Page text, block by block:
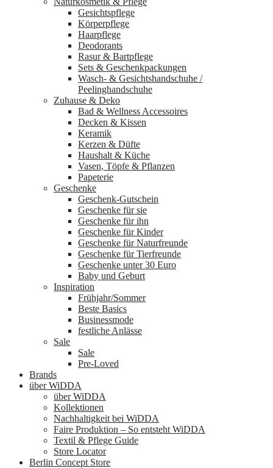
Gesichtspflege
Körperpflege
Haarpflege
Deodorants
Rasur & Bartpflege
Sets & Geschenkpackungen
Wasch‑ & Gesichtshandschuhe /
Peelinghandschuhe
Zuhause & Deko
Bad & Wellness Accessoires
Decken & Kissen
Keramik
Kerzen & Düfte
Haushalt & Küche
Vasen, Töpfe & Pflanzen
Papeterie
Geschenke
Geschenk-Gutschein
Geschenke für sie
Geschenke für ihn
Geschenke für Kinder
Geschenke für Naturfreunde
Geschenke für Tierfreunde
Geschenke unter 30 Euro
Baby und Geburt
Inspiration
Frühjahr/Sommer
Beste Basics
Businessmode
festliche Anlässe
Sale
Sale
Pre-Loved
Brands
über WiDDA
über WiDDA
Kollektionen
Nachhaltigkeit bei WiDDA
Faire Produktion – So entsteht WiDDA
Textil & Pflege Guide
Store Locator
Berlin Concept Store